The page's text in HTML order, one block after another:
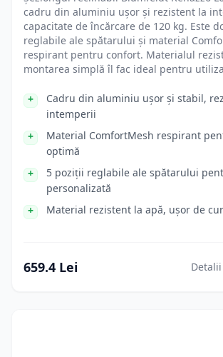
cadru din aluminiu ușor și rezistent la
capacitate de încărcare de 120 kg. Este
reglabile ale spătarului și material
respirant pentru confort. Materialul
montarea simplă îl fac ideal pentru
Cadru din aluminiu ușor și stabil,
intemperii
Material ComfortMesh respirant
optimă
5 poziții reglabile ale spătarului
personalizată
Material rezistent la apă, ușor de
659.4 Lei Detalii